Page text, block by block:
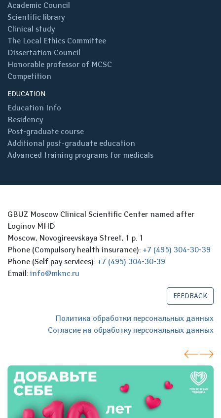
Academic Council
Scientific library
Clinical study
The Local Ethics Committee
Dissertation Council
Honorable professor of MCSC
Competition
EDUCATION
Education Info
Residency
Post-graduate course
Additional post-graduate education
Advanced training programs for medicals
GBUZ Moscow Clinical Scientific Center named after
Loginov MHD
Moscow, Novogireevskaya Street, 1 p. 1
Phone (Compulsory health insurance): +7 (495) 304-30-39
Phone (Self pay services): +7 (495) 304-30-39
Email: info@mknc.ru
FEEDBACK
Политика обработки персональных данных
Согласие на обработку персональных данных